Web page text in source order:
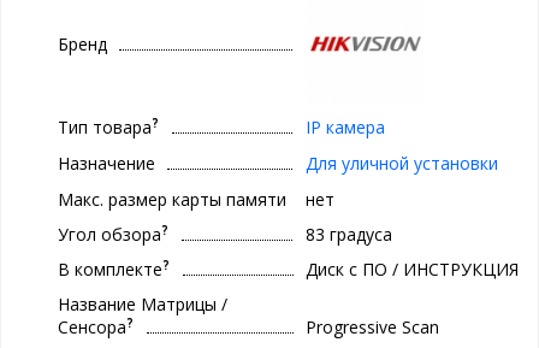
Бренд
Тип товара?
IP камера
Назначение
Для уличной установки
Макс. размер карты памяти
нет
Угол обзора?
83 градуса
В комплекте?
Диск с ПО / ИНСТРУКЦИЯ
Название Матрицы /
Сенсора? Progressive Scan